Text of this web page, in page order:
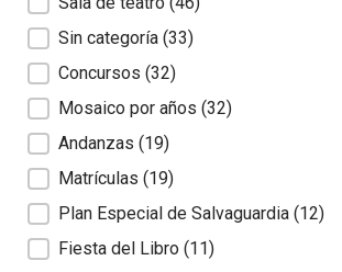
Sin categoría (33)
Concursos (32)
Mosaico por años (32)
Andanzas (19)
Matrículas (19)
Plan Especial de Salvaguardia (12)
Fiesta del Libro (11)